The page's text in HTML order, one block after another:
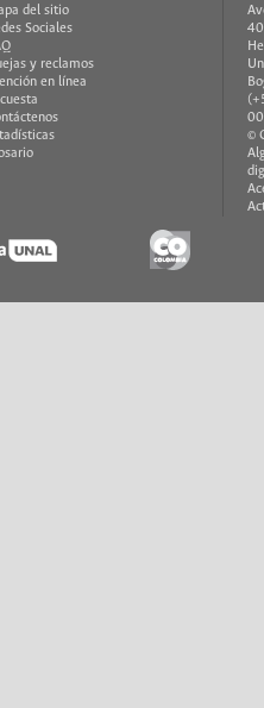
del sitio
Sociales
y reclamos
en línea
©